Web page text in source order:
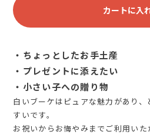
カートに入
・ちょっとしたお手土産
・プレゼントに添えたい
・小さい子への贈り物
白いブーケはピュアな魅力があり
すいです。
お祝いからお悔やみまでご利用い